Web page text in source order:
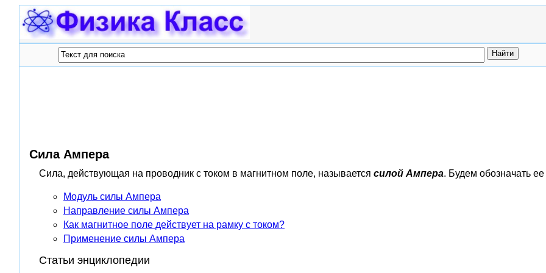
Сила Ампера
Сила, действующая на проводник с током в магнитном поле, называется силой Ампера. Будем обозначать ее
Модуль силы Ампера
Направление силы Ампера
Как магнитное поле действует на рамку с током?
Применение силы Ампера
Статьи энциклопедии